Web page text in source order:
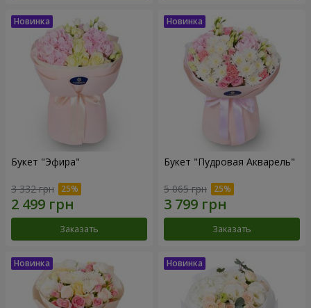
Букет "Эфира"
3 332 грн
Заказать
Букет "Пудровая Акварель"
5 065 грн
Заказать